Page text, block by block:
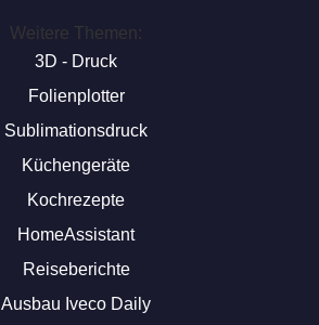
Weitere Themen:
3D - Druck
Folienplotter
Sublimationsdruck
Küchengeräte
Kochrezepte
HomeAssistant
Reiseberichte
Ausbau Iveco Daily